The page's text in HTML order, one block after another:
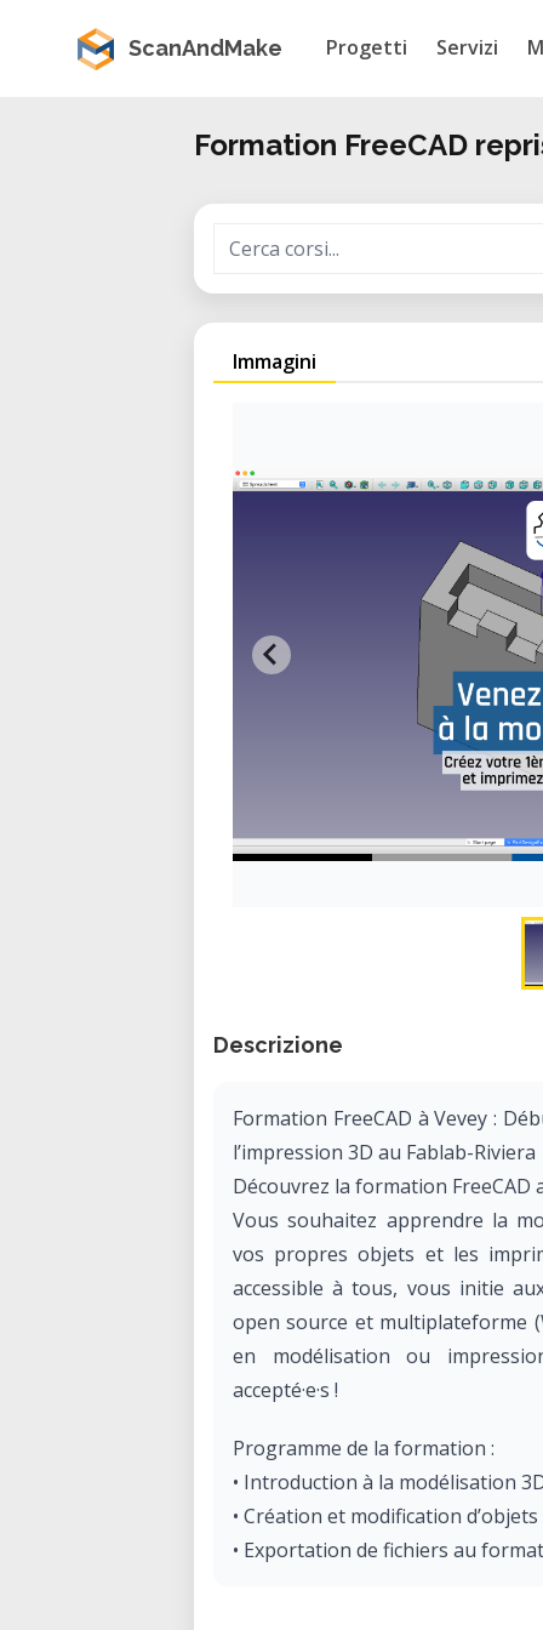
ScanAndMake Progetti Servizi
Formation FreeCAD
Immagini
Descrizione
Formation FreeCAD à Vevey :
l’impression 3D au Fablab-Riviera
Découvrez la formation FreeCAD
Vous souhaitez apprendre la
vos propres objets et les
accessible à tous, vous initie
open source et multiplateforme
en modélisation ou
accepté·e·s !
Programme de la formation :
• Introduction à la modélisation
• Création et modification
• Exportation de fichiers au